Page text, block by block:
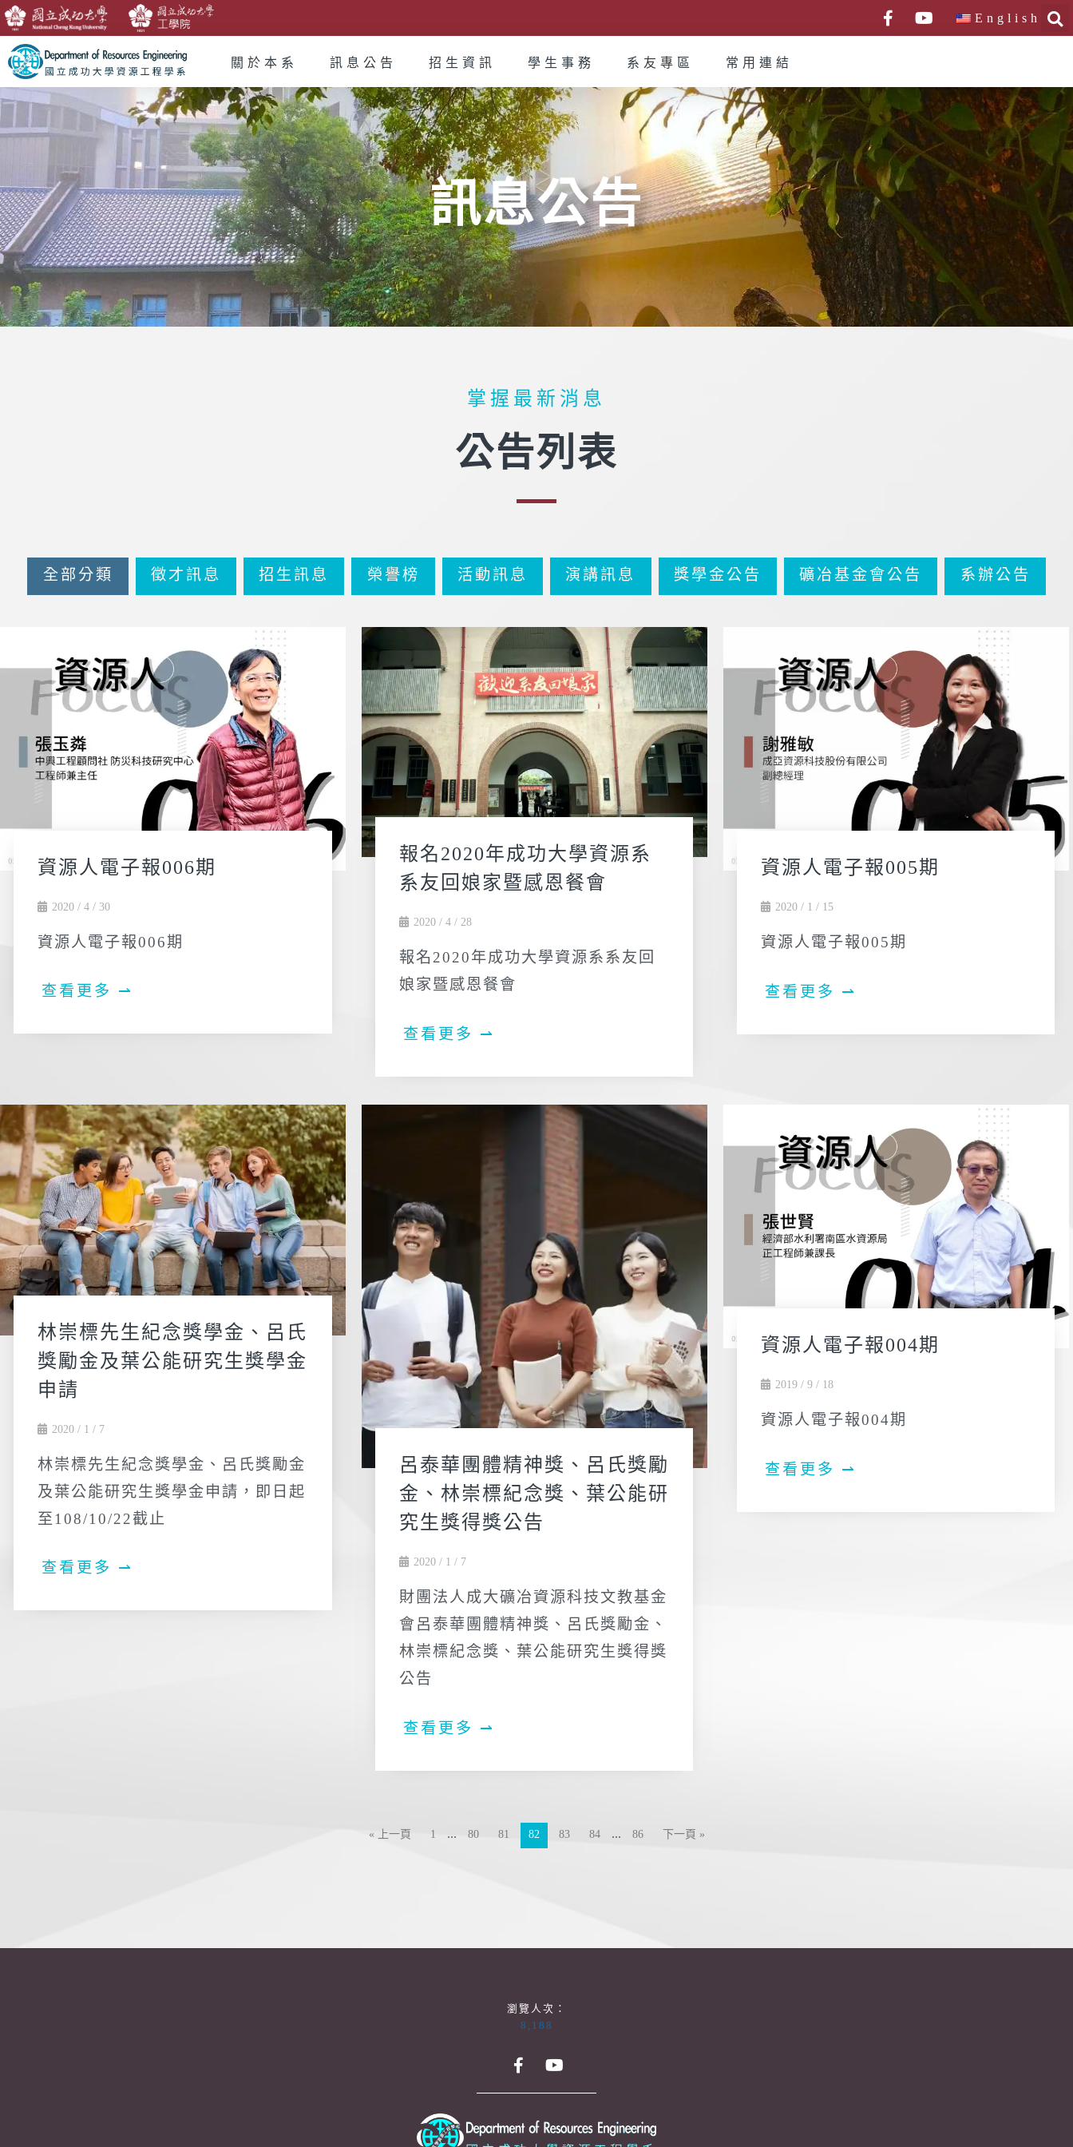
English
關於本系 訊息公告 招生資訊 學生事務 系友專區 常用連結
訊息公告
掌握最新消息
公告列表
全部分類 徵才訊息 招生訊息 榮譽榜 活動訊息 演講訊息 獎學金公告 礦冶基金會公告 系辦公告
資源人電子報006期
2020 / 4 / 30
資源人電子報006期
查看更多 ⇀
報名2020年成功大學資源系
系友回娘家暨感恩餐會
2020 / 4 / 28
報名2020年成功大學資源系系友回
娘家暨感恩餐會
查看更多 ⇀
資源人電子報005期
2020 / 1 / 15
資源人電子報005期
查看更多 ⇀
林崇標先生紀念獎學金、呂氏
獎勵金及葉公能研究生獎學金
申請
2020 / 1 / 7
林崇標先生紀念獎學金、呂氏獎勵金
及葉公能研究生獎學金申請，即日起
至108/10/22截止
查看更多 ⇀
呂泰華團體精神獎、呂氏獎勵
金、林崇標紀念獎、葉公能研
究生獎得獎公告
2020 / 1 / 7
財團法人成大礦冶資源科技文教基金
會呂泰華團體精神獎、呂氏獎勵金、
林崇標紀念獎、葉公能研究生獎得獎
公告
查看更多 ⇀
資源人電子報004期
2019 / 9 / 18
資源人電子報004期
查看更多 ⇀
« 上一頁 1 ... 80 81 82 83 84 ... 86 下一頁 »
瀏覽人次：
8,188